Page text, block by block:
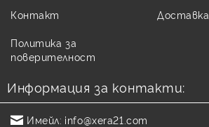
Контакт
Политика за
поверителност
Доставка
Информация за контакти:
Имейл: info@xera21.com